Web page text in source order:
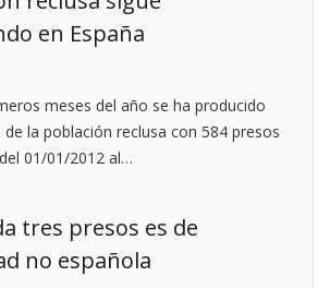
en España
meses del año se ha producido
la población reclusa con 584 presos
01/01/2012 al…
tres presos es de
no española